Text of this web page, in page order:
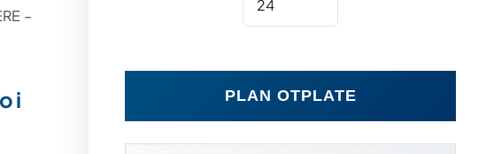
–
i
PLAN OTPLATE